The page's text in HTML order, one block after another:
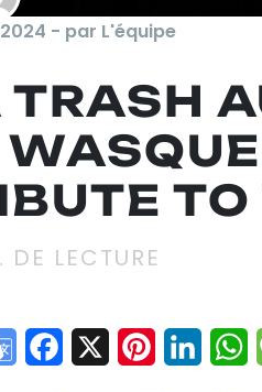
- par L'équipe
TRASH
DE LECTURE
GoogleFacebook
X Pinterest